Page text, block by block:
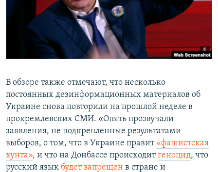
В обзоре также отмечают, что несколько
постоянных дезинформационных материалов об
Украине снова повторили на прошлой неделе в
прокремлевских СМИ. «Опять прозвучали
заявления, не подкрепленные результатами
выборов, о том, что в Украине правит «фашистская
хунта», и что на Донбассе происходитгеноцид, что
русский язык будет запрещен в стране и